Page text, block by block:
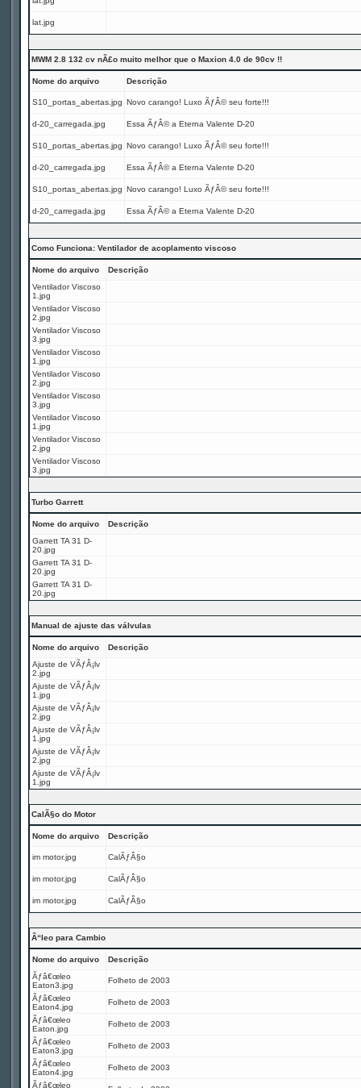
lat.jpg
MWM 2.8 132 cv nÃ£o muito melhor que o Maxion 4.0 de 90cv !!
Nome do arquivo Descrição
S10_portas_abertas.jpg Novo carango! Luxo ÃƒÂ© seu forte!!!
d-20_carregada.jpg Essa ÃƒÂ© a Eterna Valente D-20
S10_portas_abertas.jpg Novo carango! Luxo ÃƒÂ© seu forte!!!
d-20_carregada.jpg Essa ÃƒÂ© a Eterna Valente D-20
S10_portas_abertas.jpg Novo carango! Luxo ÃƒÂ© seu forte!!!
d-20_carregada.jpg Essa ÃƒÂ© a Eterna Valente D-20
Como Funciona: Ventilador de acoplamento viscoso
Nome do arquivo
Descrição
Ventilador Viscoso
1.jpg
Ventilador Viscoso
2.jpg
Ventilador Viscoso
3.jpg
Ventilador Viscoso
1.jpg
Ventilador Viscoso
2.jpg
Ventilador Viscoso
3.jpg
Ventilador Viscoso
1.jpg
Ventilador Viscoso
2.jpg
Ventilador Viscoso
3.jpg
Turbo Garrett
Nome do arquivo
Descrição
Garrett TA 31 D-
20.jpg
Garrett TA 31 D-
20.jpg
Garrett TA 31 D-
20.jpg
Manual de ajuste das válvulas
Nome do arquivo
Descrição
Ajuste de VÃƒÂ¡lv
2.jpg
Ajuste de VÃƒÂ¡lv
1.jpg
Ajuste de VÃƒÂ¡lv
2.jpg
Ajuste de VÃƒÂ¡lv
1.jpg
Ajuste de VÃƒÂ¡lv
2.jpg
Ajuste de VÃƒÂ¡lv
1.jpg
CalÃ§o do Motor
Nome do arquivo Descrição
im motor.jpg CalÃƒÂ§o
im motor.jpg CalÃƒÂ§o
im motor.jpg CalÃƒÂ§o
Ã“leo para Cambio
Nome do arquivo
Descrição
Ãƒâ€œleo
Eaton3.jpg
Folheto de 2003
Ãƒâ€œleo
Eaton4.jpg
Folheto de 2003
Ãƒâ€œleo
Eaton.jpg
Folheto de 2003
Ãƒâ€œleo
Eaton3.jpg
Folheto de 2003
Ãƒâ€œleo
Eaton4.jpg
Folheto de 2003
Ãƒâ€œleo